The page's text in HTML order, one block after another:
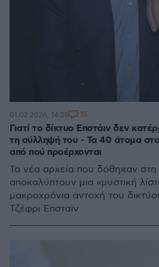
Γιατί το δίκτυο Επστάιν δεν
τη σύλληψή του - Τα 40 άτομα
από πού προέρχονται
Τα νέα αρχεία που δόθηκαν στη
αποκαλύπτουν μια «μυστική
μακροχρόνια αντοχή του
Τζέφρι Έπσταϊν
01.02.2026, 14:36 15